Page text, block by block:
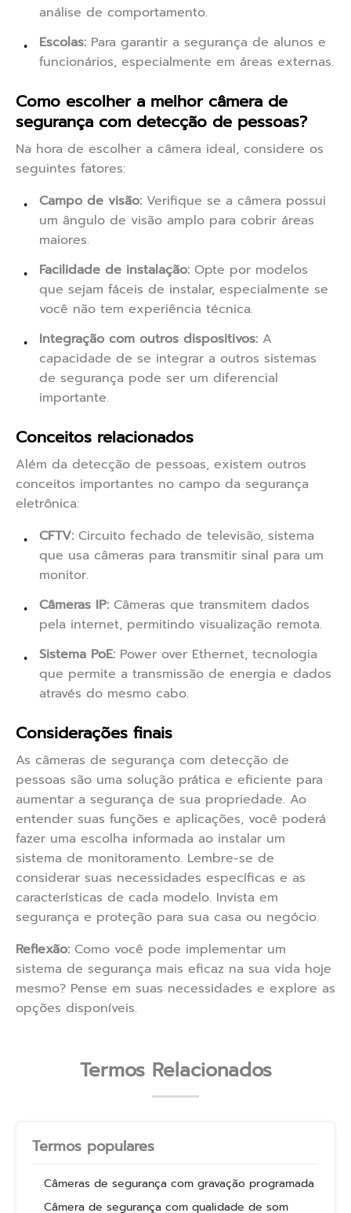
análise de comportamento.
Escolas: Para garantir a segurança de alunos e
funcionários, especialmente em áreas externas.
Como escolher a melhor câmera de
segurança com detecção de pessoas?
Na hora de escolher a câmera ideal, considere os
seguintes fatores:
Campo de visão: Verifique se a câmera possui
um ângulo de visão amplo para cobrir áreas
maiores.
Facilidade de instalação: Opte por modelos
que sejam fáceis de instalar, especialmente se
você não tem experiência técnica.
Integração com outros dispositivos: A
capacidade de se integrar a outros sistemas
de segurança pode ser um diferencial
importante.
Conceitos relacionados
Além da detecção de pessoas, existem outros
conceitos importantes no campo da segurança
eletrônica:
CFTV: Circuito fechado de televisão, sistema
que usa câmeras para transmitir sinal para um
monitor.
Câmeras IP: Câmeras que transmitem dados
pela internet, permitindo visualização remota.
Sistema PoE: Power over Ethernet, tecnologia
que permite a transmissão de energia e dados
através do mesmo cabo.
Considerações finais
As câmeras de segurança com detecção de
pessoas são uma solução prática e eficiente para
aumentar a segurança de sua propriedade. Ao
entender suas funções e aplicações, você poderá
fazer uma escolha informada ao instalar um
sistema de monitoramento. Lembre-se de
considerar suas necessidades específicas e as
características de cada modelo. Invista em
segurança e proteção para sua casa ou negócio.
Reflexão: Como você pode implementar um
sistema de segurança mais eficaz na sua vida hoje
mesmo? Pense em suas necessidades e explore as
opções disponíveis.
Termos Relacionados
Termos populares
Câmeras de segurança com gravação programada
Câmera de segurança com qualidade de som